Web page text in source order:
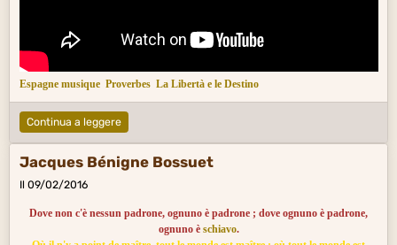
Espagne musique Proverbes La Libertà e le Destino
Continua a leggere
Jacques Bénigne Bossuet
Il 09/02/2016
Dove non c'è nessun padrone, ognuno è padrone ; dove ognuno è padrone,
ognuno è schiavo.